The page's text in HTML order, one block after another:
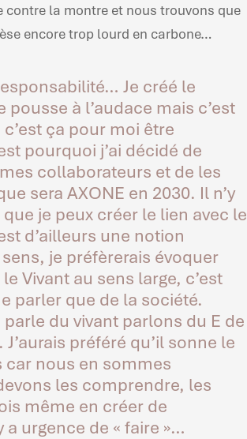
contre la montre et nous trouvons que
encore trop lourd en carbone…
Je créé le
pousse à l’audace mais c’est
c’est ça pour moi être
pourquoi j’ai décidé de
collaborateurs et de les
sera AXONE en 2030. Il n’y
je peux créer le lien avec le
d’ailleurs une notion
je préfèrerais évoquer
Vivant au sens large, c’est
parler que de la société.
parle du vivant parlons du E de
J’aurais préféré qu’il sonne le
car nous en sommes
les comprendre, les
même en créer de
a urgence de « faire »…